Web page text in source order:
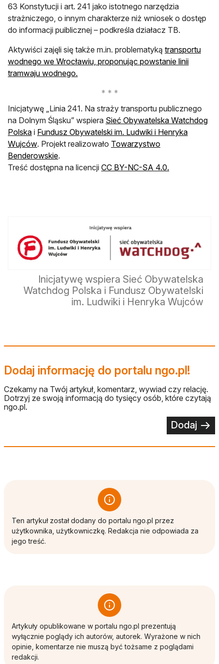
63 Konstytucji i art. 241 jako istotnego narzędzia
strażniczego, o innym charakterze niż wniosek o dostęp
do informacji puiblicznej – podkreśla działacz TB.
Aktywiści zajęli się także m.in. problematyką transportu
wodnego we Wrocławiu, proponując powstanie linii
tramwaju wodnego.
Inicjatywę „Linia 241. Na straży transportu publicznego
na Dolnym Śląsku” wspiera Sieć Obywatelska Watchdog
Polskaotwiera się w nowej karcie
i Fundusz Obywatelski im. Ludwiki i Henryka
Wujcówotwiera się w nowej karcie
. Projekt realizowało Towarzystwo
Benderowskieotwiera się w nowej karcie
.
Treść dostępna na licencji CC BY-NC-SA 4.0.
Inicjatywę wspiera Sieć Obywatelska
Watchdog Polska i Fundusz Obywatelski
im. Ludwiki i Henryka Wujców
Dodaj informację do portalu ngo.pl!
Czekamy na Twój artykuł, komentarz, wywiad czy relację.
Dotrzyj ze swoją informacją do tysięcy osób, które czytają
ngo.pl.
Dodaj
Ten artykuł został dodany do portalu ngo.pl przez
użytkownika, użytkowniczkę. Redakcja nie odpowiada za
jego treść.
Artykuły opublikowane w portalu ngo.pl prezentują
wyłącznie poglądy ich autorów, autorek. Wyrażone w nich
opinie, komentarze nie muszą być tożsame z poglądami
redakcji.